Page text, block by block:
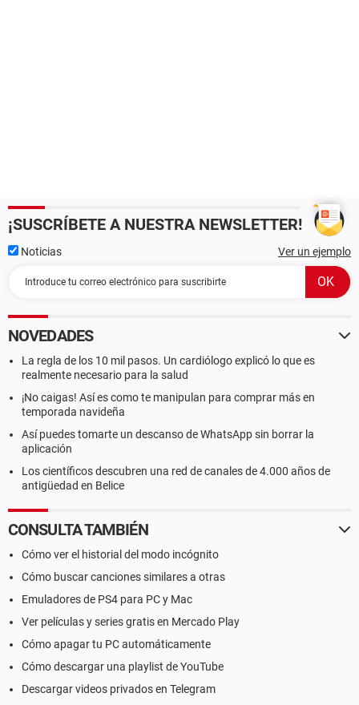
¡SUSCRÍBETE A NUESTRA NEWSLETTER!
Noticias Ver un ejemplo
NOVEDADES
La regla de los 10 mil pasos. Un cardiólogo explicó lo que es
realmente necesario para la salud
¡No caigas! Así es como te manipulan para comprar más en
temporada navideña
Así puedes tomarte un descanso de WhatsApp sin borrar la
aplicación
Los científicos descubren una red de canales de 4.000 años de
antigüedad en Belice
CONSULTA TAMBIÉN
Cómo ver el historial del modo incógnito
Cómo buscar canciones similares a otras
Emuladores de PS4 para PC y Mac
Ver películas y series gratis en Mercado Play
Cómo apagar tu PC automáticamente
Cómo descargar una playlist de YouTube
Descargar videos privados en Telegram